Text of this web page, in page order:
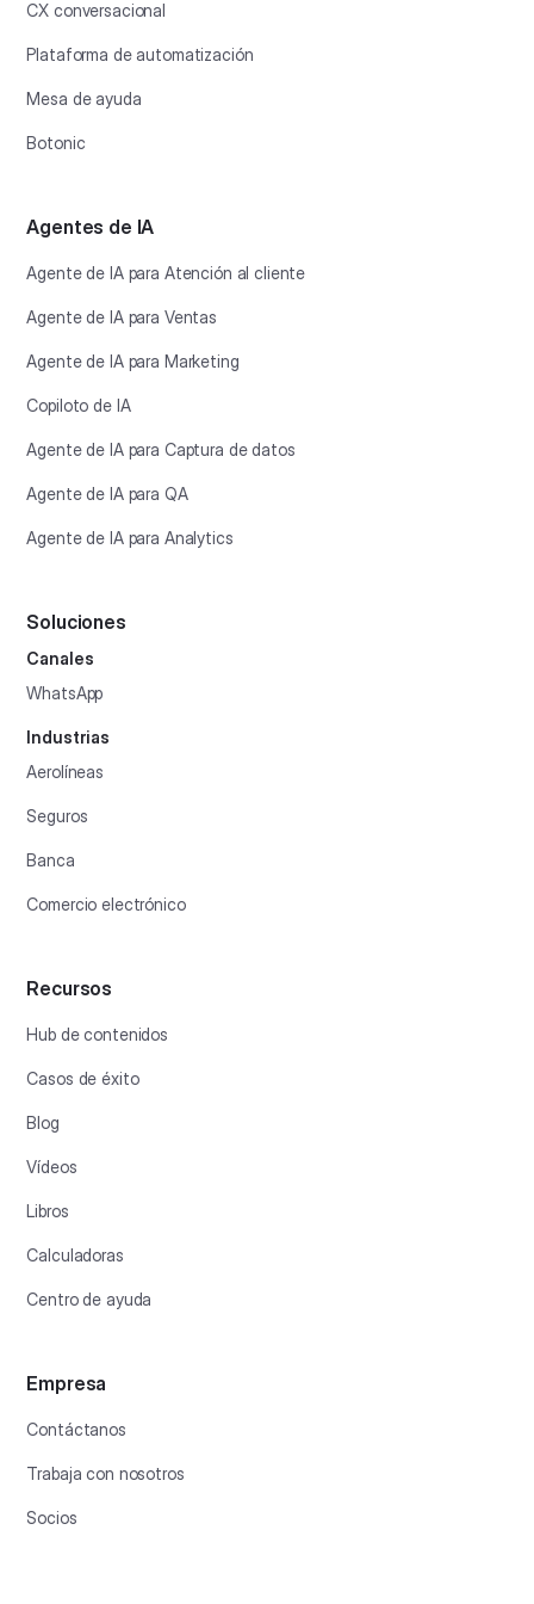
CX conversacional
Plataforma de automatización
Mesa de ayuda
Botonic
Agentes de IA
Agente de IA para Atención al cliente
Agente de IA para Ventas
Agente de IA para Marketing
Copiloto de IA
Agente de IA para Captura de datos
Agente de IA para QA
Agente de IA para Analytics
Soluciones
Canales
WhatsApp
Industrias
Aerolíneas
Seguros
Banca
Comercio electrónico
Recursos
Hub de contenidos
Casos de éxito
Blog
Vídeos
Libros
Calculadoras
Centro de ayuda
Empresa
Contáctanos
Trabaja con nosotros
Socios